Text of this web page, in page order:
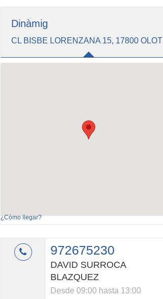
Dinàmig
CL BISBE LORENZANA 15, 17800 OLOT
¿Cómo llegar?
972675230
DAVID SURROCA
BLAZQUEZ
Desde 09:00 hasta 13:00